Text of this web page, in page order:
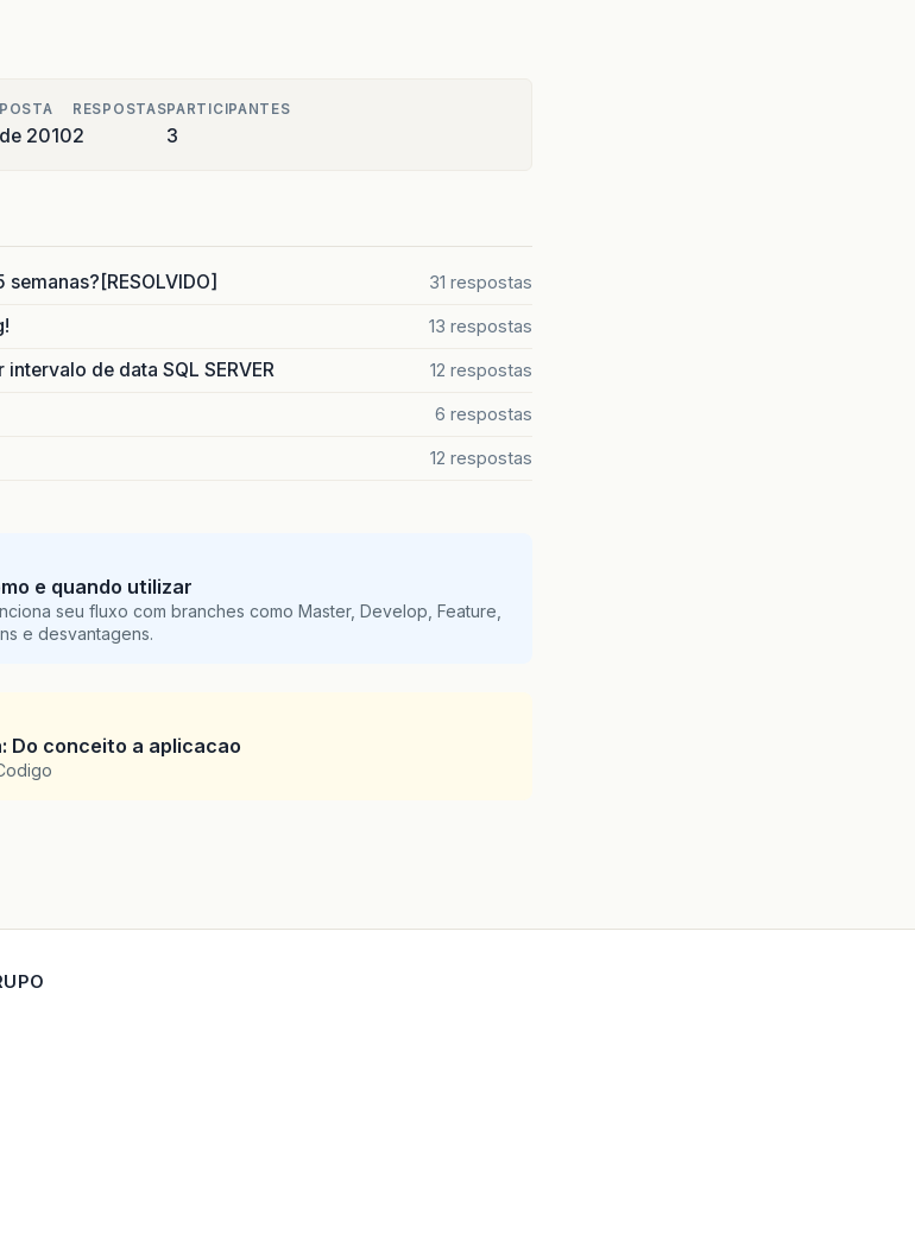
2010
RESPOSTAS
2
PARTICIPANTES
3
31 respostas
13 respostas
de data SQL SERVER 12 respostas
6 respostas
12 respostas
e quando utilizar
seu fluxo com branches como Master, Develop, Feature,
e desvantagens.
Do conceito a aplicacao